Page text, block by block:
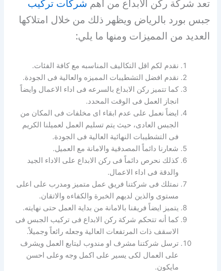
تعد شركة ركن الابداع من أهم شركات تركيب
جبس بورد بالرياض ويظهر ذلك من خلال امتلاكها
العديد من المميزات ومنها ما يلي:
نقدم لكم اقل التكاليف المناسبه مع كافة الفئات.
نقدم افضل التشطيبات المميزه والعالية فى الجودة.
كما تتميز ركن الابداع بالسرعه فى اداء الاعمال وايضاً
انجاز العمل فى الوقت المحدد.
ايضاً نعمل على عدم ابقاء اى مخلفات فى المكان من
الجبس العادى، حيث يتم تسليم العمل لعميلنا الكريم
فى التشطيبات النهائية العالية فى الجودة.
شعارنا دائماً المصدقية والامانة مع العميل.
كذلك نحرص دائماً فى ركن الابداع على الاداء الجيد
والدقة فى اداء الاعمال.
نمتلك فى شركتنا فريق عمل متميز ومدرب على اعلى
مستوى والذين لديهم الخبرة والكفاءه والاتقان.
يتميز ايضاً فريقنا بالامانة من بداية العمل حتى نهايته.
كما أنه تتحكم شركة ركن الابداع فى تركيب الجبس فى
الاسقف ذات المرتفعات العالية وجعله رائعاً وجميلاً.
ترسل شركتنا مشرف او مندوب ليتابع العمل ويشرف
على العمال لكى يسير على اكمل وجه وعلى احسن
مايكون.